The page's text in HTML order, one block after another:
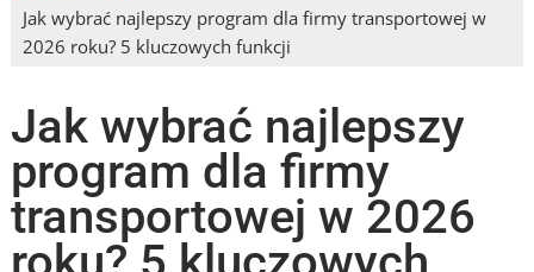
Jak wybrać najlepszy program dla firmy transportowej w
2026 roku? 5 kluczowych funkcji
Jak wybrać najlepszy
program dla firmy
transportowej w 2026